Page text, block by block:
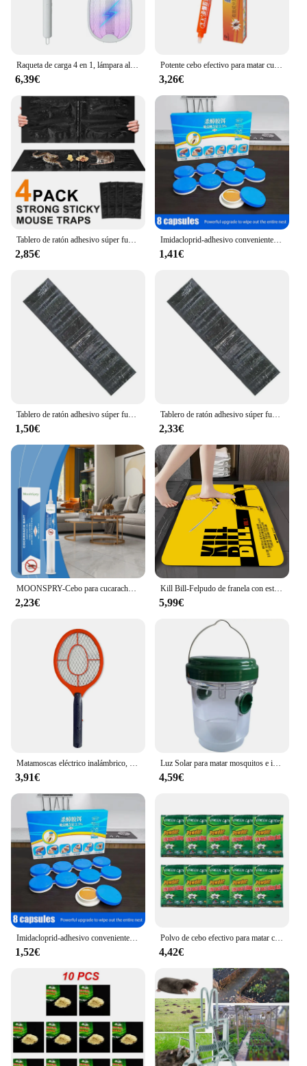
6,39€ 3,26€
2,85€
Imidacloprid-adhesivo conveniente para matar cucarachas, cebo de pegamento seguro para cucarachas de larga duración, no tóxico, 8 piezas
1,41€
1,50€ 2,33€
MOONSPRY-Cebo para cucarachas en gel para interiores, cebo para matar cucarachas, para el hogar, cocina
2,23€
Kill Bill-Felpudo de franela con estampado gráfico de película, Alfombra de entrada para baño, cocina, decoración del hogar
5,99€
Matamoscas eléctrico inalámbrico, matamosquitos de verano, trampa para moscas, batería, raqueta para insectos
3,91€
Luz Solar para matar mosquitos e insectos, inducción inteligente para exteriores, jardín, césped, árbol colgante, trampa para mosquitos e insectos
4,59€
Imidacloprid-adhesivo conveniente para matar cucarachas, cebo de pegamento seguro para cucarachas de larga duración, no tóxico, 8 piezas
1,52€
Polvo de cebo efectivo para matar cucarachas, trampa para Control de plagas, mata insectos, Mata cucarachas, 1-20 piezas
4,42€